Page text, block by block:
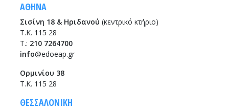
ΑΘΗΝΑ
Σισίνη 18 & Ηριδανού (κεντρικό κτήριο)
Τ.Κ. 115 28
T.: 210 7264700
info@edoeap.gr
Ορμινίου 38
Τ.Κ. 115 28
ΘΕΣΣΑΛΟΝΙΚΗ